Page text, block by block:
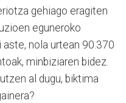
gehiago eragiten
eguneroko
nola urtean 90.370
minbiziaren bidez.
al dugu, biktima